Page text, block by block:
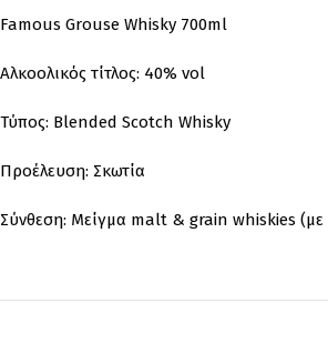
Famous Grouse Whisky 700ml
Αλκοολικός τίτλος: 40% vol
Τύπος: Blended Scotch Whisky
Προέλευση: Σκωτία
Σύνθεση: Μείγμα malt & grain whiskies (με